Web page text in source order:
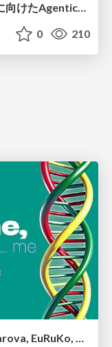
LLMリーダーボードアップデートに向けたAgentic Math_SWEのトレースについて
0 210
Evolution of real-time – Irina Nazarova, EuRuKo, 2024